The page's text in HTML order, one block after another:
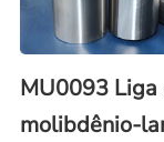
MU0093 Liga
molibdênio-